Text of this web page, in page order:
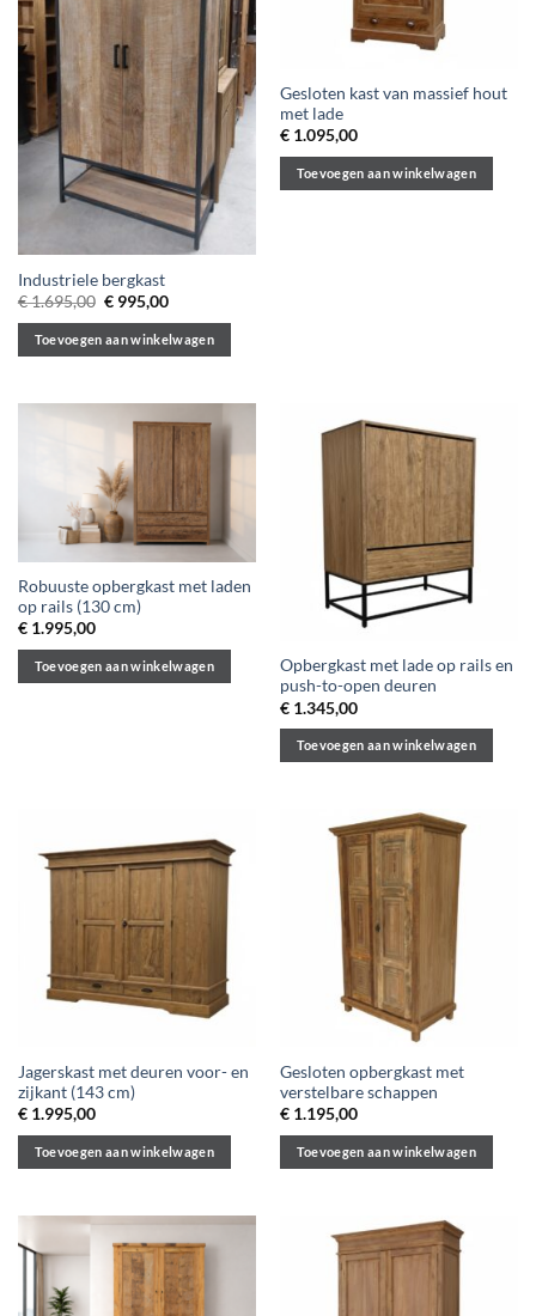
Industriele bergkast
€1.695,00 Oorspronkelijke
€ 1.695,00.
€995,00Huidige
is:
€ 995,00.
Toevoegen aan winkelwagen
Gesloten kast van massief hout
met lade
€1.095,00
Toevoegen aan winkelwagen
Robuuste opbergkast met laden
op rails (130 cm)
€1.995,00
Toevoegen aan winkelwagen
Opbergkast met lade op rails en
push-to-open deuren
€1.345,00
Toevoegen aan winkelwagen
Jagerskast met deuren voor- en
zijkant (143 cm)
€1.995,00
Toevoegen aan winkelwagen
Gesloten opbergkast met
verstelbare schappen
€1.195,00
Toevoegen aan winkelwagen